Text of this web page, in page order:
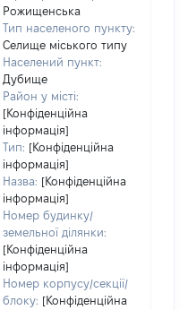
Рожищенська
Тип населеного пункту:
Селище міського типу
Населений пункт:
Дубище
Район у місті:
[Конфіденційна
інформація]
Тип: [Конфіденційна
інформація]
Назва: [Конфіденційна
інформація]
Номер будинку/
земельної ділянки:
[Конфіденційна
інформація]
Номер корпусу/секції/
блоку: [Конфіденційна